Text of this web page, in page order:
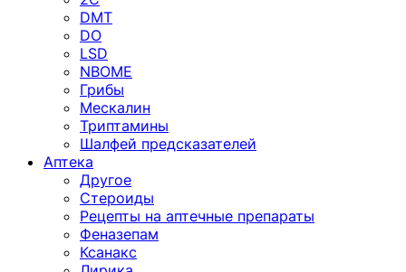
DMT
DO
LSD
NBOME
Грибы
Мескалин
Триптамины
Шалфей предсказателей
Аптека
Другое
Стероиды
Рецепты на аптечные препараты
Феназепам
Ксанакс